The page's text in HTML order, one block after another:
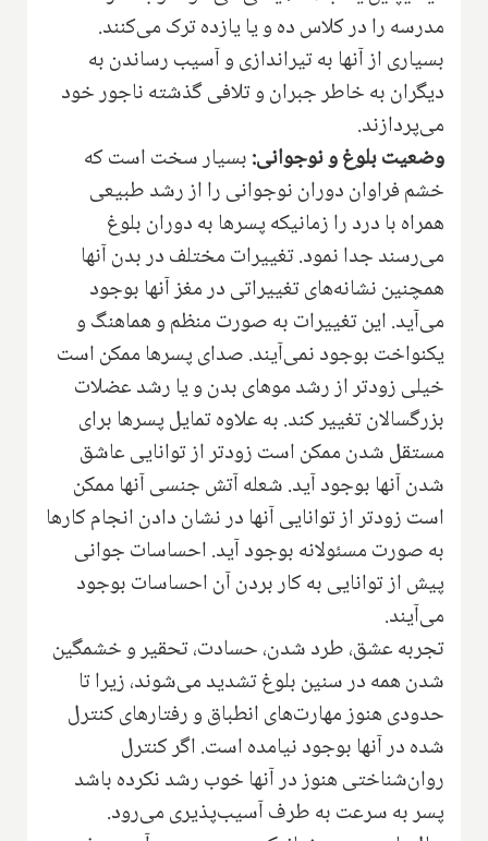
مدرسه را در کلاس ده و یا یازده ترک می‌کنند.
بسیاری از آنها به تیراندازی و آسیب رساندن به
دیگران به خاطر جبران و تلافی گذشته ناجور خود
می‌پردازند.
وضعیت بلوغ و نوجوانی:بسیار سخت است که
خشم فراوان دوران نوجوانی را از رشد طبیعی
همراه با درد را زمانیکه پسرها به دوران بلوغ
می‌رسند جدا نمود. تغییرات مختلف در بدن آنها
همچنین نشانه‌های تغییراتی در مغز آنها بوجود
می‌آید. این تغییرات به صورت منظم و هماهنگ و
یکنواخت بوجود نمی‌آیند. صدای پسرها ممکن است
خیلی زودتر از رشد موهای بدن و یا رشد عضلات
بزرگسالان تغییر کند. به علاوه تمایل پسرها برای
مستقل شدن ممکن است زودتر از توانایی عاشق
شدن آنها بوجود آید. شعله آتش جنسی آنها ممکن
است زودتر از توانایی آنها در نشان دادن انجام کارها
به صورت مسئولانه بوجود آید. احساسات جوانی
پیش از توانایی به کار بردن آن احساسات بوجود
می‌آیند.
تجربه عشق، طرد شدن، حسادت، تحقیر و خشمگین
شدن همه در سنین بلوغ تشدید می‌شوند، زیرا تا
حدودی هنوز مهارت‌های انطباق و رفتارهای کنترل
شده در آنها بوجود نیامده است. اگر کنترل
روان‌شناختی هنوز در آنها خوب رشد نکرده باشد
پسر به سرعت به طرف آسیب‌پذیری می‌رود.